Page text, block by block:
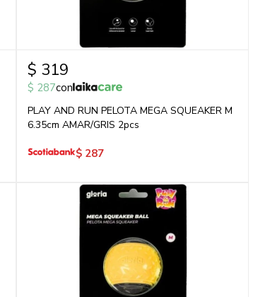
$ 319
$ 287con
PLAY AND RUN PELOTA MEGA SQUEAKER M
6.35cm AMAR/GRIS 2pcs
$ 287